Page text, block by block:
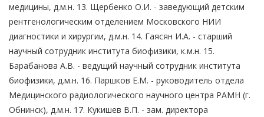
медицины, д.м.н. 13. Щербенко О.И. - заведующий детским
рентгенологическим отделением Московского НИИ
диагностики и хирургии, д.м.н. 14. Гаясян И.А. - старший
научный сотрудник института биофизики, к.м.н. 15.
Барабанова А.В. - ведущий научный сотрудник института
биофизики, д.м.н. 16. Паршков Е.М. - руководитель отдела
Медицинского радиологического научного центра РАМН (г.
Обнинск), д.м.н. 17. Кукишев В.П. - зам. директора